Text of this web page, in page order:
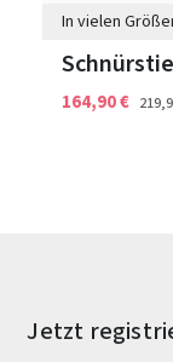
In vielen
164,90 €
Jetzt